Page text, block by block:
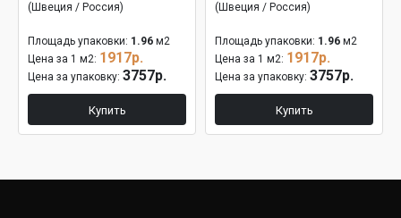
(Швеция / Россия)
Площадь упаковки: 1.96 м2
Цена за 1 м2: 1917р.
Цена за упаковку: 3757р.
Купить
(Швеция / Россия)
Площадь упаковки: 1.96 м2
Цена за 1 м2: 1917р.
Цена за упаковку: 3757р.
Купить